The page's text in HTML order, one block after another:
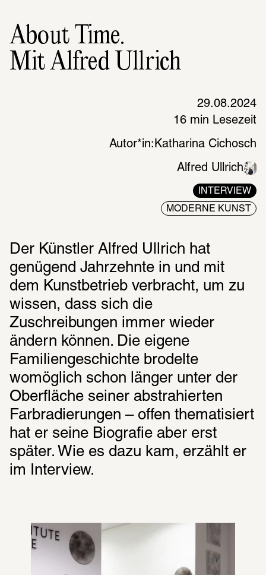
About Time.
Mit Alfred Ullrich
29.08.2024
16 min Lesezeit
Autor*in: Katharina Cichosch
Alfred Ullrich
INTERVIEW
MODERNE KUNST
Der Künstler Alfred Ullrich hat
genügend Jahrzehnte in und mit
dem Kunstbetrieb verbracht, um zu
wissen, dass sich die
Zuschreibungen immer wieder
ändern können. Die eigene
Familiengeschichte brodelte
womöglich schon länger unter der
Oberfläche seiner abstrahierten
Farbradierungen – offen thematisiert
hat er seine Biografie aber erst
später. Wie es dazu kam, erzählt er
im Interview.